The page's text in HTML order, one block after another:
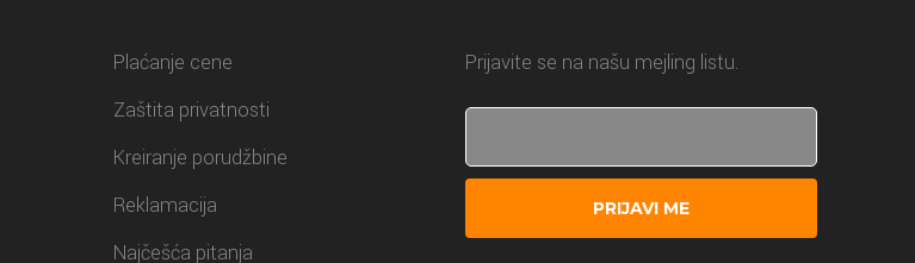
Plaćanje cene
Zaštita privatnosti
Kreiranje porudžbine
Reklamacija
Najčešća pitanja
Prijavite se na našu mejling listu.
PRIJAVI ME